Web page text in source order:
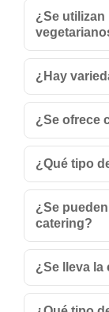
¿Se
¿Hay
¿Se ofrece
¿Qué tipo
¿Se
catering?
¿Se lleva la